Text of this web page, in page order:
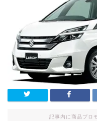
記事内に商品プロ